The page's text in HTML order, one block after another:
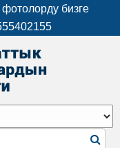
бизге